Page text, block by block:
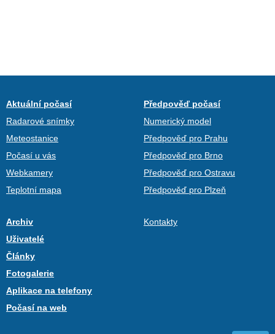
Aktuální počasí
Radarové snímky
Meteostanice
Počasí u vás
Webkamery
Teplotní mapa
Předpověď počasí
Numerický model
Předpověď pro Prahu
Předpověď pro Brno
Předpověď pro Ostravu
Předpověď pro Plzeň
Archiv
Uživatelé
Články
Fotogalerie
Aplikace na telefony
Počasí na web
Kontakty